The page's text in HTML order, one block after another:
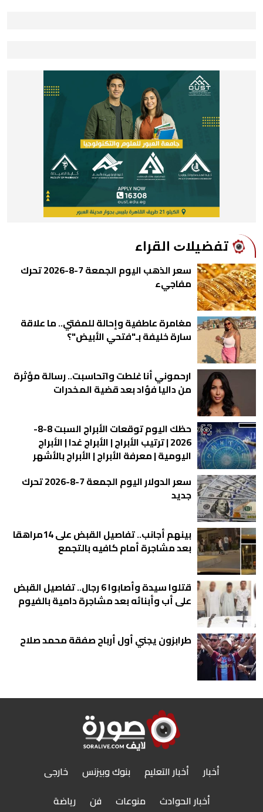
ﺗﻔﻀﻴﻼﺕ اﻟﻘﺮاء
سعر الذهب اليوم الجمعة 7-8-2026 تحرك
مفاجيء
مغامرة عاطفية وإحالة للمفتي.. ما علاقة
سارة خليفة بـ"فتحي الأبيض"؟
ارحموني أنا غلطت واتحاسبت.. رسالة مؤثرة
من داليا فؤاد بعد قضية المخدرات
حظك اليوم توقعات الأبراج السبت 8-8-
2026 | ترتيب الأبراج | الأبراج غدا | الأبراج
اليومية | معرفة الأبراج | الأبراج بالأشهر
سعر الدولار اليوم الجمعة 7-8-2026 تحرك
جديد
بينهم أجانب.. تفاصيل القبض على 14مراهقا
بعد مشاجرة أمام كافيه بالتجمع
قتلوا سيدة وأصابوا 6 رجال.. تفاصيل القبض
على أب وأبنائه بعد مشاجرة دامية بالفيوم
طرابزون يجني أول أرباح صفقة محمد صلاح
أخبار أخبار التعليم بنوك وبيزنس
خارجى
أخبار الحوادث
منوعات فن رياضة